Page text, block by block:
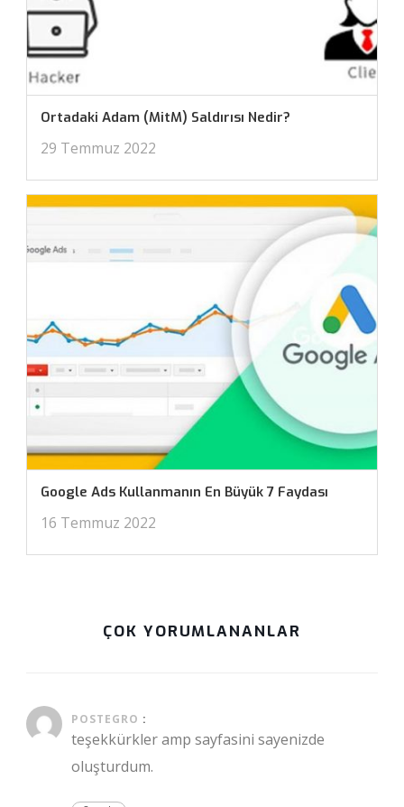
Ortadaki Adam (MitM) Saldırısı Nedir?
29 Temmuz 2022
Google Ads Kullanmanın En Büyük 7 Faydası
16 Temmuz 2022
ÇOK YORUMLANANLAR
POSTEGRO :
teşekkürkler amp sayfasini sayenizde
oluşturdum.